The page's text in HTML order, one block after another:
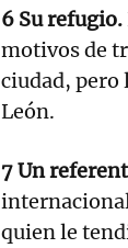
6 Su refugio.
motivos de
ciudad, pero
León.
7 Un
quien le